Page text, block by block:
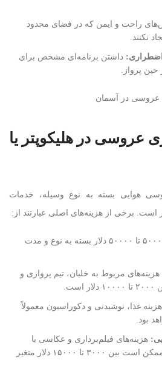
راحت و ایمن که در فضای محدود
نکنند.
: داشتن برنامه‌ای مشخص برای
پرواز.
عروسی در هلیکوپتر یا
هوایی بسته به نوع وسیله، خدمات
است. برخی از هزینه‌های اصلی عبارتند از:
بین ۵۰۰۰ تا ۵۰۰۰۰ دلار بسته به نوع و مدت
هزینه‌های مربوط به خلبان، تیم پروازی و
هزینه غذا، نوشیدنی و دکوراسیون معمولاً
: هزینه‌های فیلم‌برداری و عکاسی با
پهپادها و دوربین‌های ویژه ممکن است بین ۳۰۰۰ تا ۱۵۰۰۰ دلار متغیر